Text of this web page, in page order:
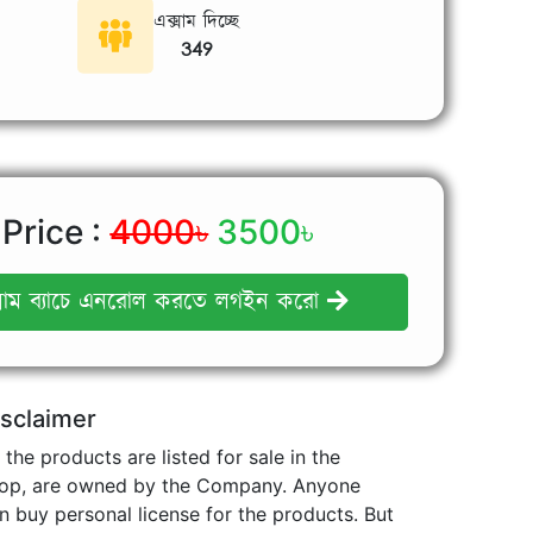
এক্সাম দিচ্ছে
349
Price :4000৳ 3500৳
ব‍্যাচে এনরোল করতে লগইন করো
the products are listed for sale in the
are owned by the Company. Anyone
buy personal license for the products. But